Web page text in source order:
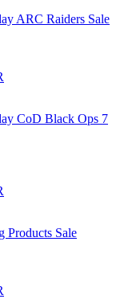
ARC Raiders Sale
CoD Black Ops 7
Products Sale